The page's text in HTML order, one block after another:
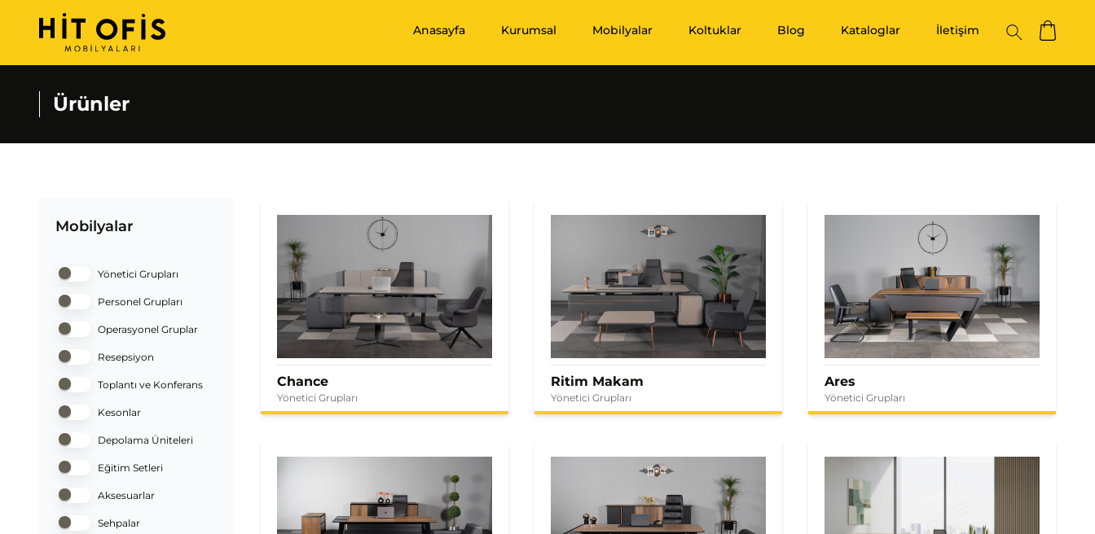
Anasayfa Kurumsal Mobilyalar Koltuklar Blog Kataloglar İletişim
Ürünler
Mobilyalar
Yönetici Grupları
Personel Grupları
Operasyonel Gruplar
Resepsiyon
Toplantı ve Konferans
Kesonlar
Depolama Üniteleri
Eğitim Setleri
Aksesuarlar
Sehpalar
Chance
Yönetici Grupları
Ritim Makam
Yönetici Grupları
Ares
Yönetici Grupları